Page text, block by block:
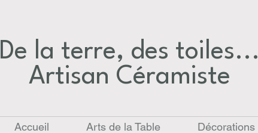
De la terre, des toiles...​
Artisan Céramiste
Accueil Arts de la Table Décorations